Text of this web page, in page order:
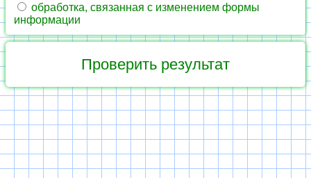
обработка, связанная с изменением формы
информации